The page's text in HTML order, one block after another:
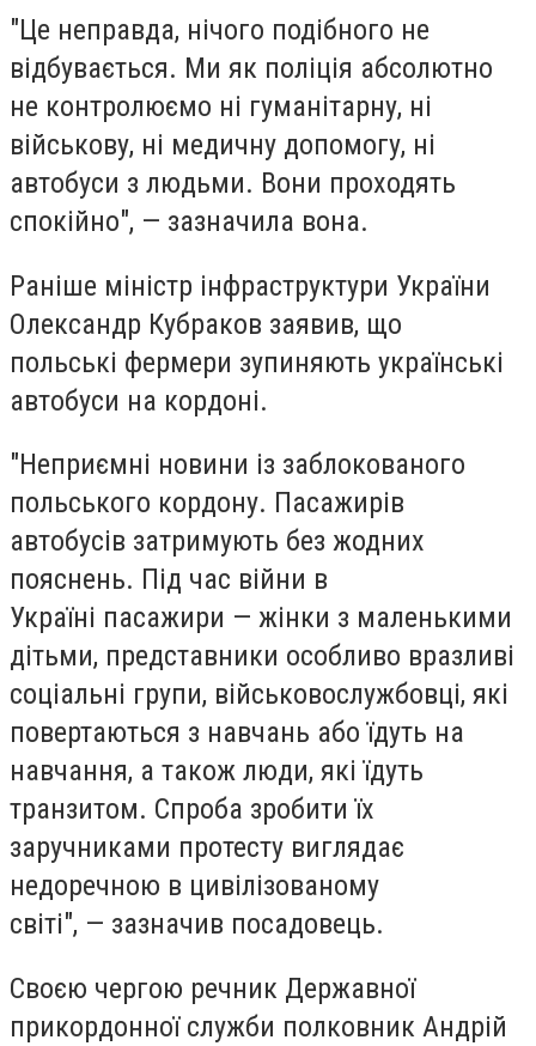
"Це неправда, нічого подібного не
відбувається. Ми як поліція абсолютно
не контролюємо ні гуманітарну, ні
військову, ні медичну допомогу, ні
автобуси з людьми. Вони проходять
спокійно", — зазначила вона.
Раніше міністр інфраструктури України
Олександр Кубраков заявив, що
польські фермери зупиняють українські
автобуси на кордоні.
"Неприємні новини із заблокованого
польського кордону. Пасажирів
автобусів затримують без жодних
пояснень. Під час війни в
Україні пасажири — жінки з маленькими
дітьми, представники особливо вразливі
соціальні групи, військовослужбовці, які
повертаються з навчань або їдуть на
навчання, а також люди, які їдуть
транзитом. Спроба зробити їх
заручниками протесту виглядає
недоречною в цивілізованому
світі", — зазначив посадовець.
Своєю чергою речник Державної
прикордонної служби полковник Андрій